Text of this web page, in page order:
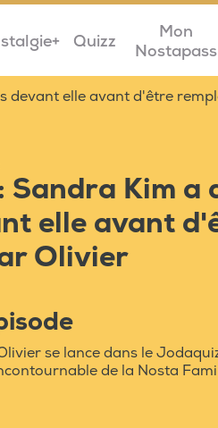
Quizz
Mon
Nostapass
devant elle avant d'être
Sandra Kim a
elle avant
Olivier
se lance dans le
de la Nosta